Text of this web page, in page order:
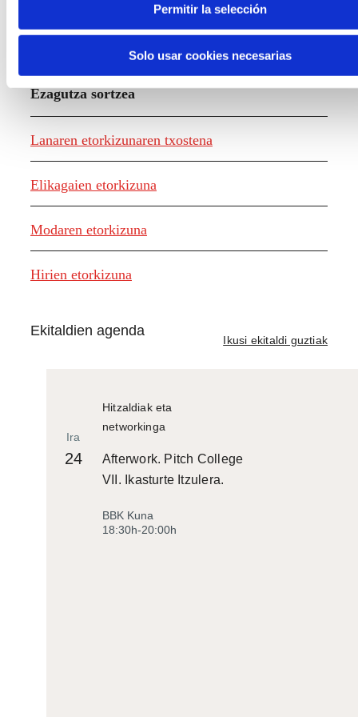
Permitir la selección
Solo usar cookies necesarias
Ezagutza sortzea
Lanaren etorkizunaren txostena
Elikagaien etorkizuna
Modaren etorkizuna
Hirien etorkizuna
Ekitaldien agenda
Ikusi ekitaldi guztiak
Hitzaldiak eta
networkinga
Ira
24
Afterwork. Pitch College
VII. Ikasturte Itzulera.
BBK Kuna
18:30h-20:00h